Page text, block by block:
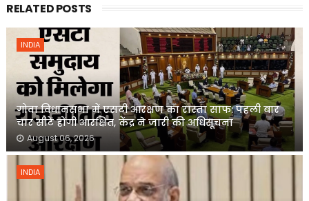
RELATED POSTS
INDIA
गोवा विधानसभा में एसटी आरक्षण का रास्ता साफ: पहली बार
चार सीटें होंगी आरक्षित, केंद्र ने जारी की अधिसूचना
August 06, 2026
INDIA